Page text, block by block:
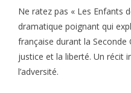
Ne ratez pas « Les Enfants
dramatique poignant qui
française durant la
justice et la liberté. Un récit
l’adversité.